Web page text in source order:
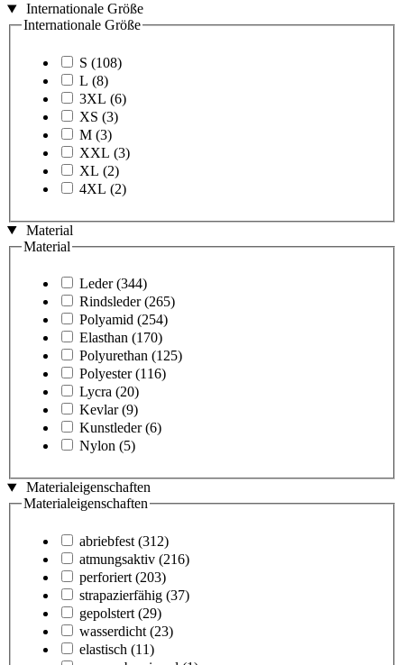
Internationale Größe
Internationale Größe
S (108)
L (8)
3XL (6)
XS (3)
M (3)
XXL (3)
XL (2)
4XL (2)
Material
Material
Leder (344)
Rindsleder (265)
Polyamid (254)
Elasthan (170)
Polyurethan (125)
Polyester (116)
Lycra (20)
Kevlar (9)
Kunstleder (6)
Nylon (5)
Materialeigenschaften
Materialeigenschaften
abriebfest (312)
atmungsaktiv (216)
perforiert (203)
strapazierfähig (37)
gepolstert (29)
wasserdicht (23)
elastisch (11)